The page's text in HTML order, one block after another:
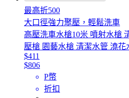
最高折500
大口徑強力聚壓，輕鬆洗車
高壓洗車水槍10米 噴射水槍
壓槍 園藝水槍 清潔水管 澆花
$411
$806
P幣
折扣